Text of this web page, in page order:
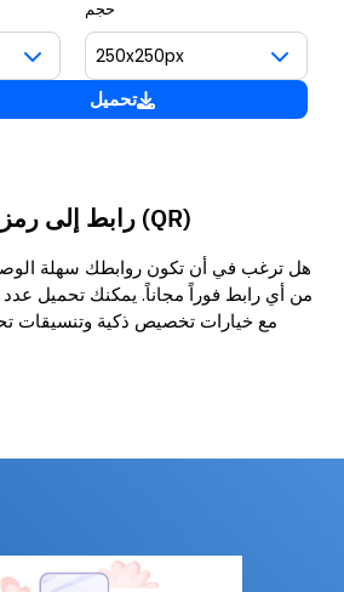
حجم
تحميل
رابط إلى رمز الاستجابة السريعة (QR)
هل ترغب في أن تكون روابطك سهلة